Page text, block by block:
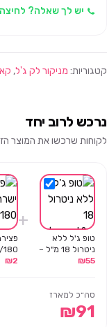
יש לך שאלה?
קטגוריות: מניקור לק ג'ל,
נרכש לרוב יחד
לקוחות שרכשו את המוצר
טופ ג'ל ללא
ניטרול 18 מ"ל –
CANNI
₪55
+
180
₪2
סה״כ למארז
₪91